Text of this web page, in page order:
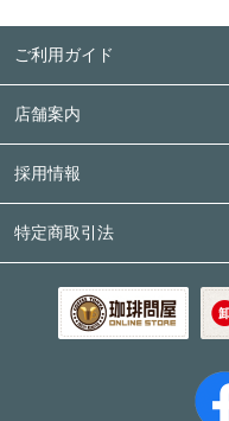
ご利用ガイド
店舗案内
採用情報
特定商取引法